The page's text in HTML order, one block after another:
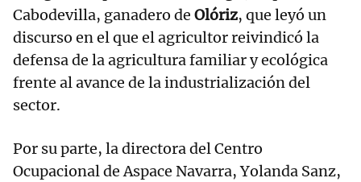
Cabodevilla, ganadero de Olóriz, que leyó un
discurso en el que el agricultor reivindicó la
defensa de la agricultura familiar y ecológica
frente al avance de la industrialización del
sector.
Por su parte, la directora del Centro
Ocupacional de Aspace Navarra, Yolanda Sanz,